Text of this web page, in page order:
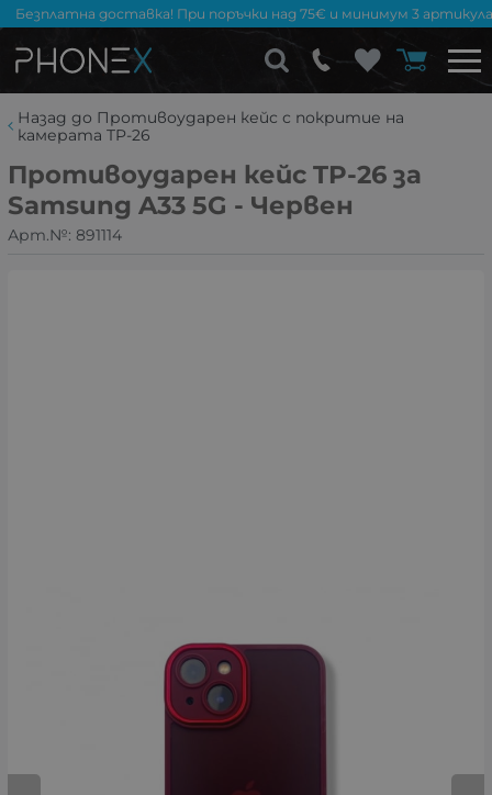
Безплатна доставка! При поръчки над 75€ и минимум 3
Назад до Противоударен кейс с покритие на
камерата TP-26
Противоударен кейс TP-26 за
Samsung A33 5G - Червен
Арт.№: 891114